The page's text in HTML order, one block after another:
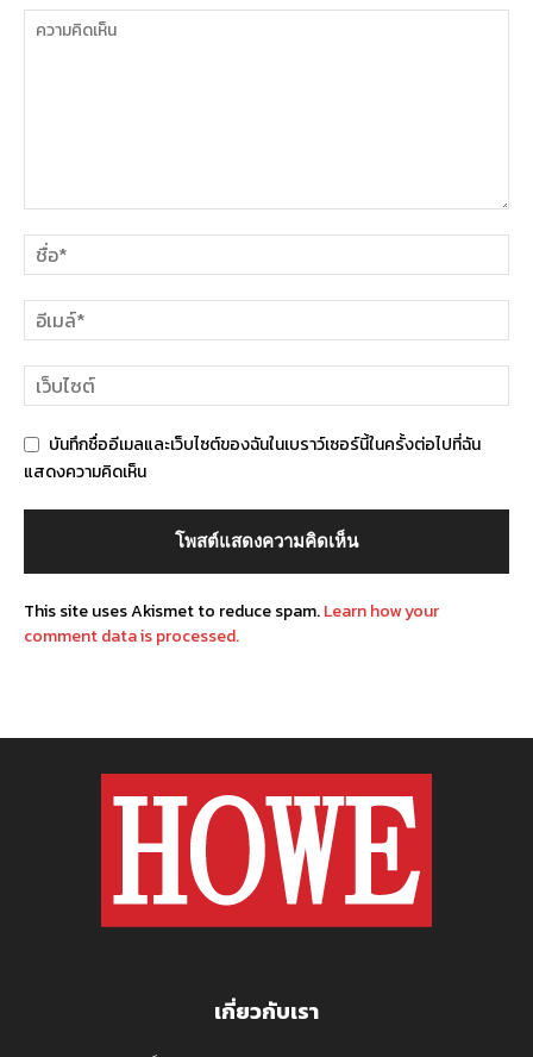
บันทึกชื่ออีเมลและเว็บไซต์ของฉันในเบราว์เซอร์นี้ในครั้งต่อไปที่ฉัน
แสดงความคิดเห็น
This site uses Akismet to reduce spam.Learn how your
comment data is processed.
เกี่ยวกับเรา